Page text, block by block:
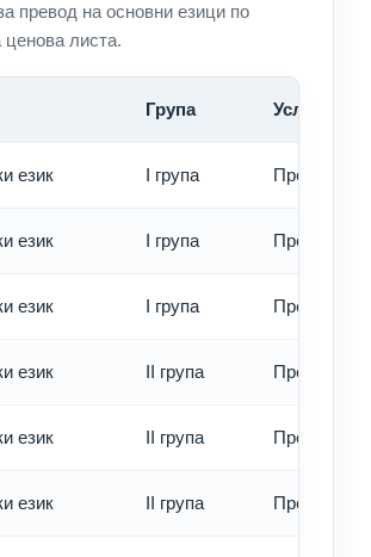
превод на основни езици по
ценова листа.
Група Услуга
език I група Превод -
език I група Превод -
език I група Превод -
език II група Превод -
език II група Превод -
език II група Превод -